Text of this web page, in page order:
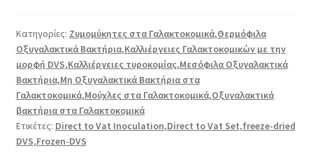
Κατηγορίες: Ζυμομύκητες στα Γαλακτοκομικά,Θερμόφιλα
Οξυγαλακτικά Βακτήρια,Καλλιέργειες Γαλακτοκομικών με την
μορφή DVS,Καλλιέργειες τυροκομίας,Μεσόφιλα Οξυγαλακτικά
Βακτήρια,Μη Οξυγαλακτικά Βακτήρια στα
Γαλακτοκομικά,Μούχλες στα Γαλακτοκομικά,Οξυγαλακτικά
βακτήρια στα Γαλακτοκομικά
Ετικέτες: Direct to Vat Inoculation,Direct to Vat Set,freeze-dried
DVS,Frozen-DVS